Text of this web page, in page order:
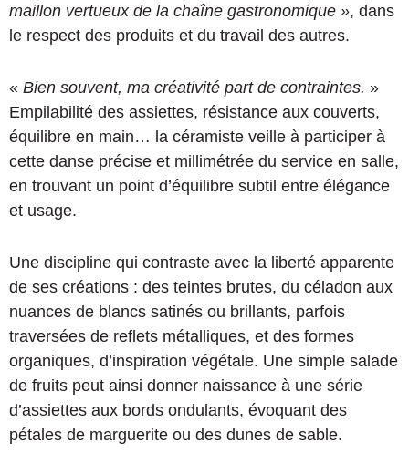
maillon vertueux de la chaîne gastronomique », dans
le respect des produits et du travail des autres.
« Bien souvent, ma créativité part de contraintes. »
Empilabilité des assiettes, résistance aux couverts,
équilibre en main… la céramiste veille à participer à
cette danse précise et millimétrée du service en salle,
en trouvant un point d’équilibre subtil entre élégance
et usage.
Une discipline qui contraste avec la liberté apparente
de ses créations : des teintes brutes, du céladon aux
nuances de blancs satinés ou brillants, parfois
traversées de reflets métalliques, et des formes
organiques, d’inspiration végétale. Une simple salade
de fruits peut ainsi donner naissance à une série
d’assiettes aux bords ondulants, évoquant des
pétales de marguerite ou des dunes de sable.